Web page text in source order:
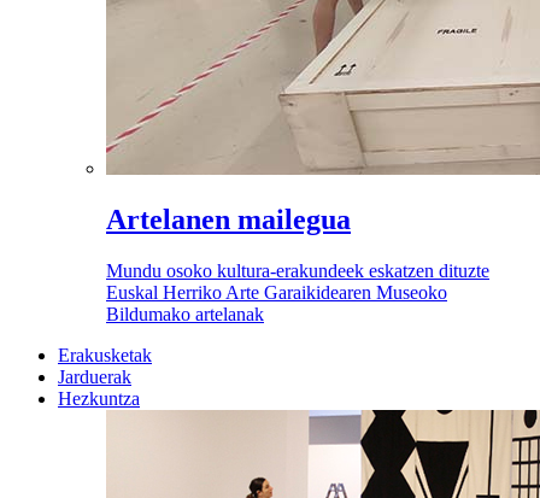
Artelanen mailegua
Mundu osoko kultura-erakundeek eskatzen dituzte
Euskal Herriko Arte Garaikidearen Museoko
Bildumako artelanak
Erakusketak
Jarduerak
Hezkuntza